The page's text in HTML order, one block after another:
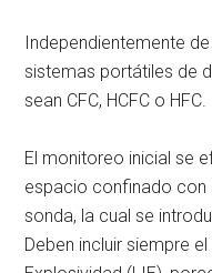
Independientemente
sistemas portátiles de
sean CFC, HCFC o HFC.
El monitoreo inicial se
espacio confinado con
sonda, la cual se
Deben incluir siempre